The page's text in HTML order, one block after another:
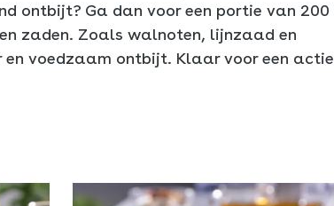
ontbijt? Ga dan voor een portie van 200
zaden. Zoals walnoten, lijnzaad en
voedzaam ontbijt. Klaar voor een